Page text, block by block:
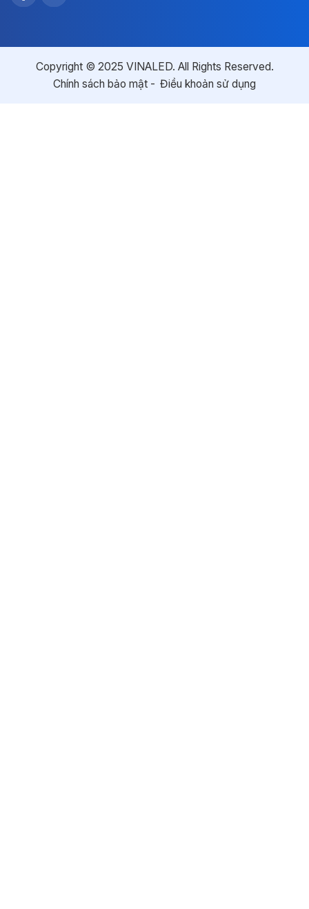
Copyright © 2025 VINALED. All Rights Reserved.
Chính sách bảo mật
Điều khoản sử dụng